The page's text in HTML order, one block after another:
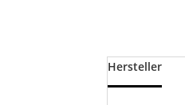
Hersteller